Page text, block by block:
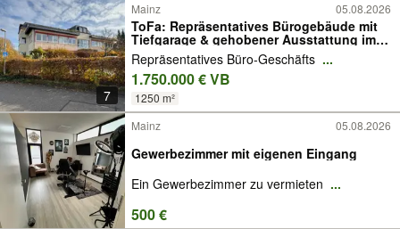
7
Mainz 05.08.2026
ToFa: Repräsentatives Bürogebäude mit
Tiefgarage & gehobener Ausstattung im
beliebten Gewerbegebiet
Repräsentatives Büro-Geschäfts ...
1.750.000 € VB
1250 m²
Mainz
05.08.2026
Gewerbezimmer mit eigenen Eingang
Ein Gewerbezimmer zu vermieten ...
500 €